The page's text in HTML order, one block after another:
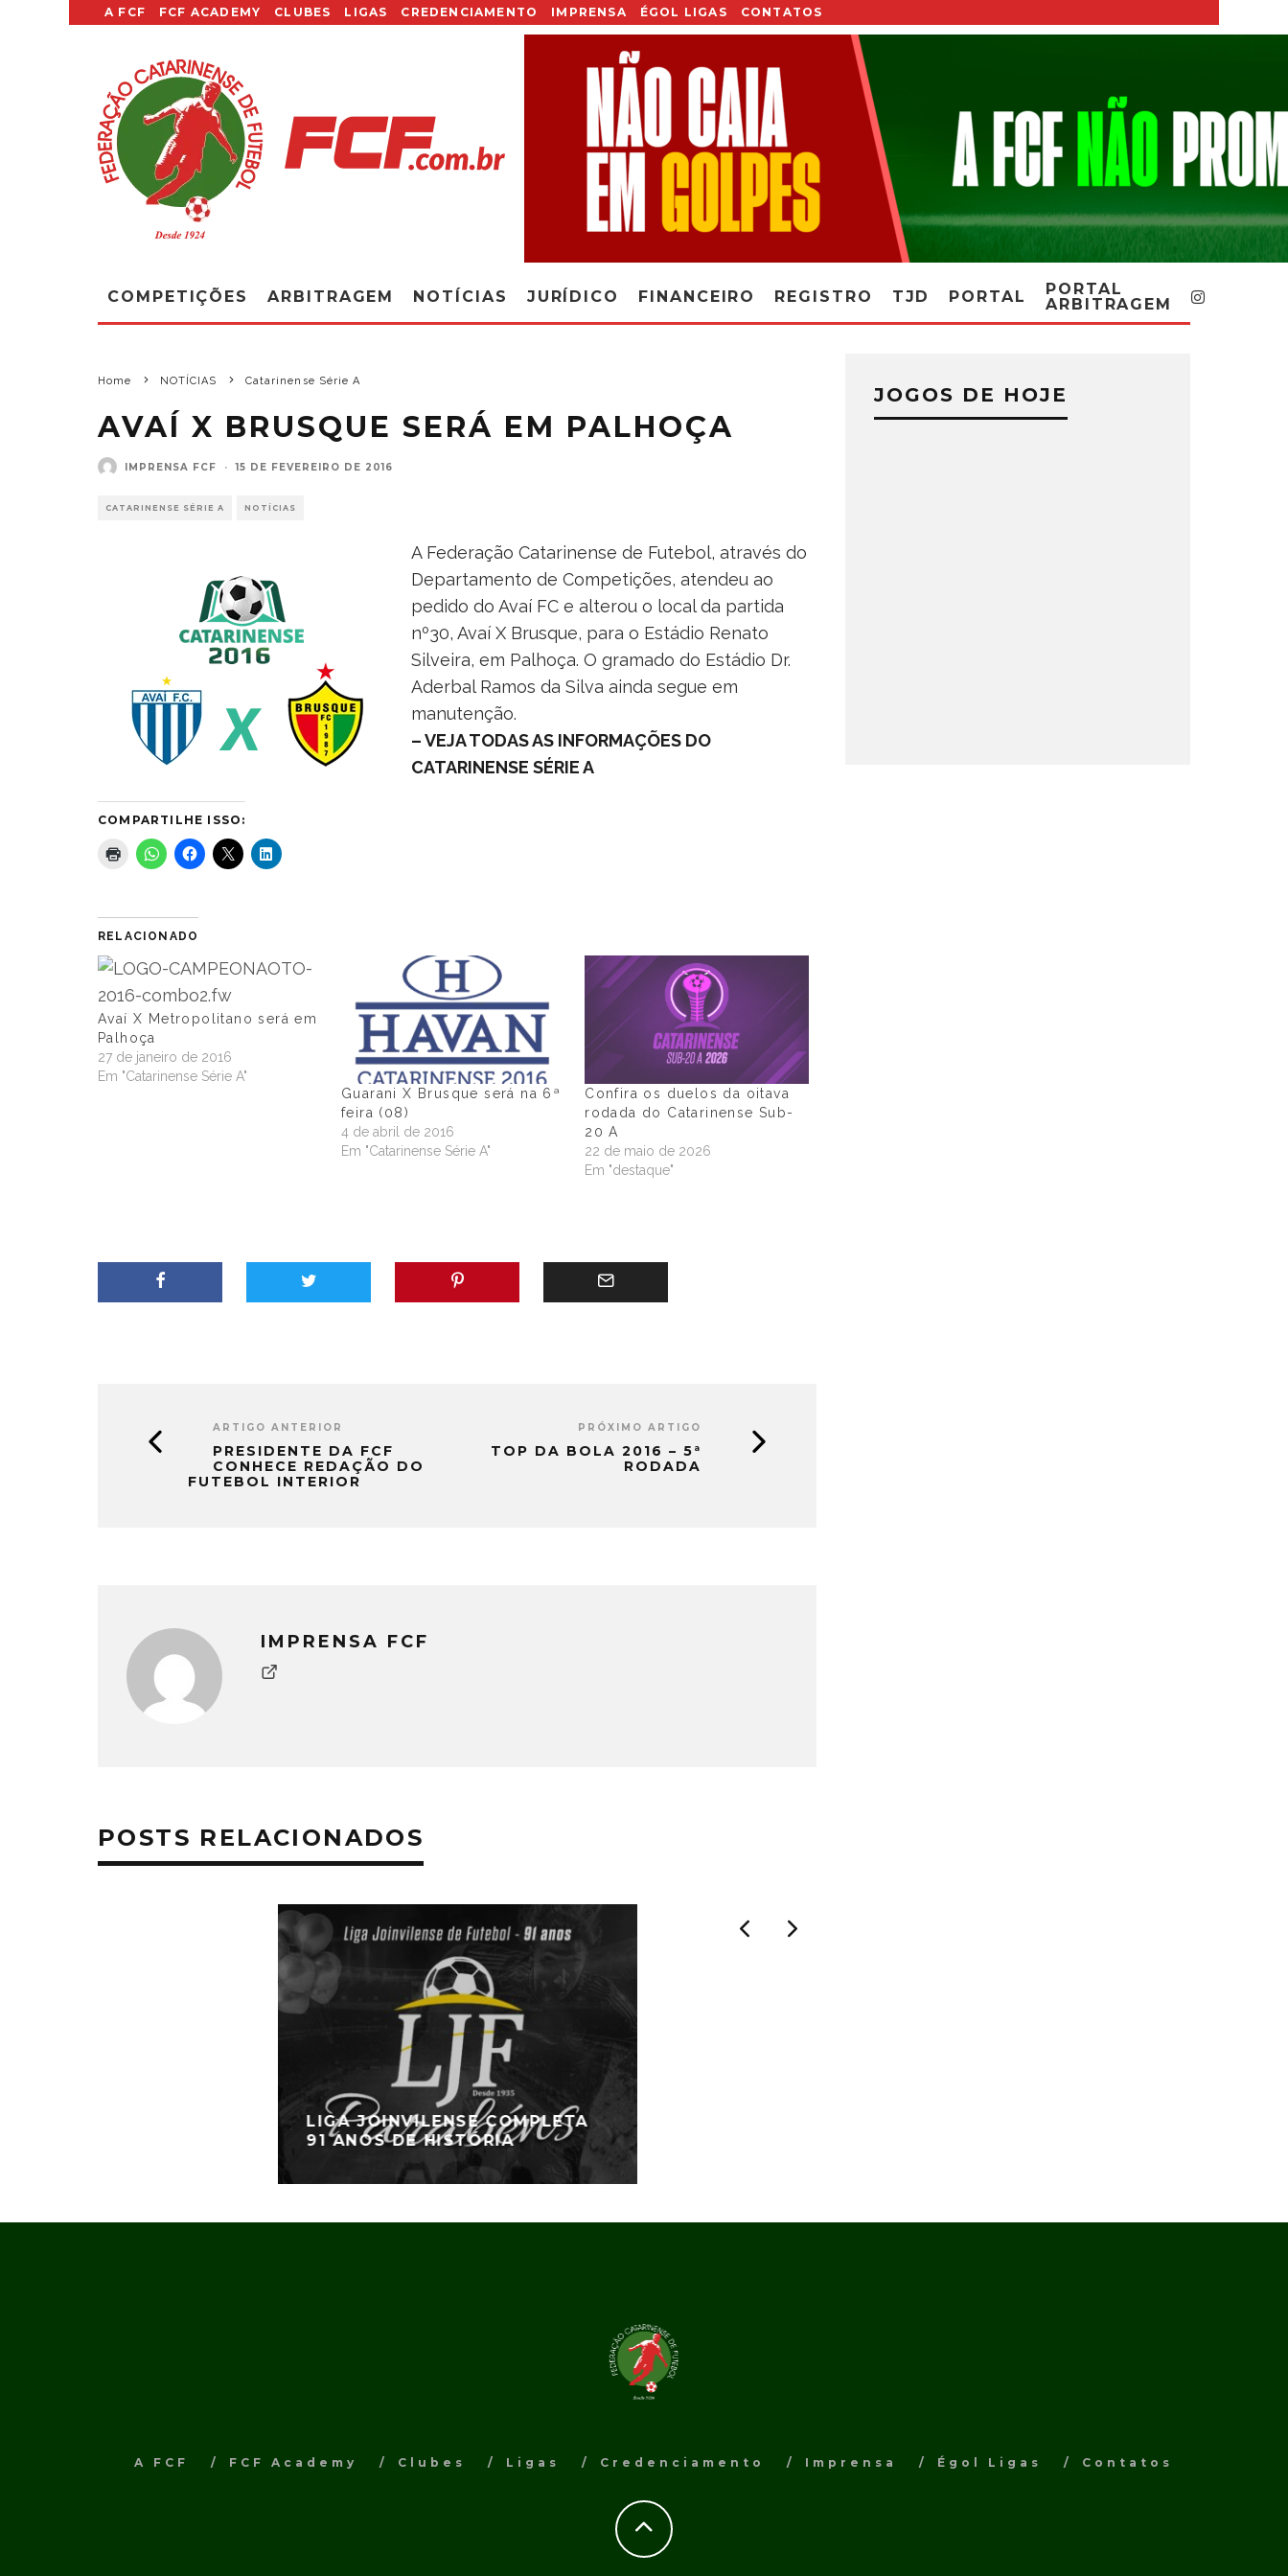
A FCF FCF ACADEMY CLUBES LIGAS CREDENCIAMENTO IMPRENSA ÉGOL LIGAS CONTATOS
COMPETIÇÕES ARBITRAGEM NOTÍCIAS JURÍDICO FINANCEIRO REGISTRO TJD PORTAL
PORTAL
ARBITRAGEM
Home NOTÍCIAS Catarinense Série A
AVAÍ X BRUSQUE SERÁ EM PALHOÇA
IMPRENSA FCF · 15 DE FEVEREIRO DE 2016
CATARINENSE SÉRIE A NOTÍCIAS
A Federação Catarinense de Futebol, através do
Departamento de Competições, atendeu ao
pedido do Avaí FC e alterou o local da partida
nº30, Avaí X Brusque, para o Estádio Renato
Silveira, em Palhoça. O gramado do Estádio Dr.
Aderbal Ramos da Silva ainda segue em
manutenção.
– VEJA TODAS AS INFORMAÇÕES DO
CATARINENSE SÉRIE A
COMPARTILHE ISSO:
RELACIONADO
Avaí X Metropolitano será em
Palhoça
27 de janeiro de 2016
Em "Catarinense Série A"
Guarani X Brusque será na 6ª
feira (08)
4 de abril de 2016
Em "Catarinense Série A"
Confira os duelos da oitava
rodada do Catarinense Sub-
20 A
22 de maio de 2026
Em "destaque"
ARTIGO ANTERIOR
PRESIDENTE DA FCF
CONHECE REDAÇÃO DO
FUTEBOL INTERIOR
PRÓXIMO ARTIGO
TOP DA BOLA 2016 – 5ª
RODADA
IMPRENSA FCF
POSTS RELACIONADOS
LIGA JOINVILENSE COMPLETA
91 ANOS DE HISTÓRIA
JOGOS DE HOJE
A FCF FCF Academy Clubes Ligas Credenciamento Imprensa Égol Ligas Contatos